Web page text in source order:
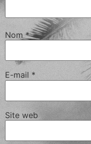
Nom*
E-mail *
Site web